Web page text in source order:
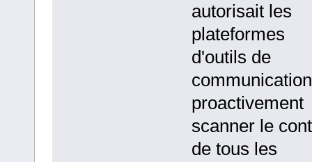
autorisait les
plateformes
d'outils de
proactivement
scanner le
de tous les